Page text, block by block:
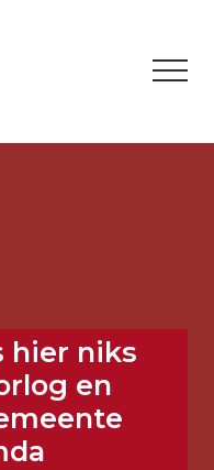
hier niks
en